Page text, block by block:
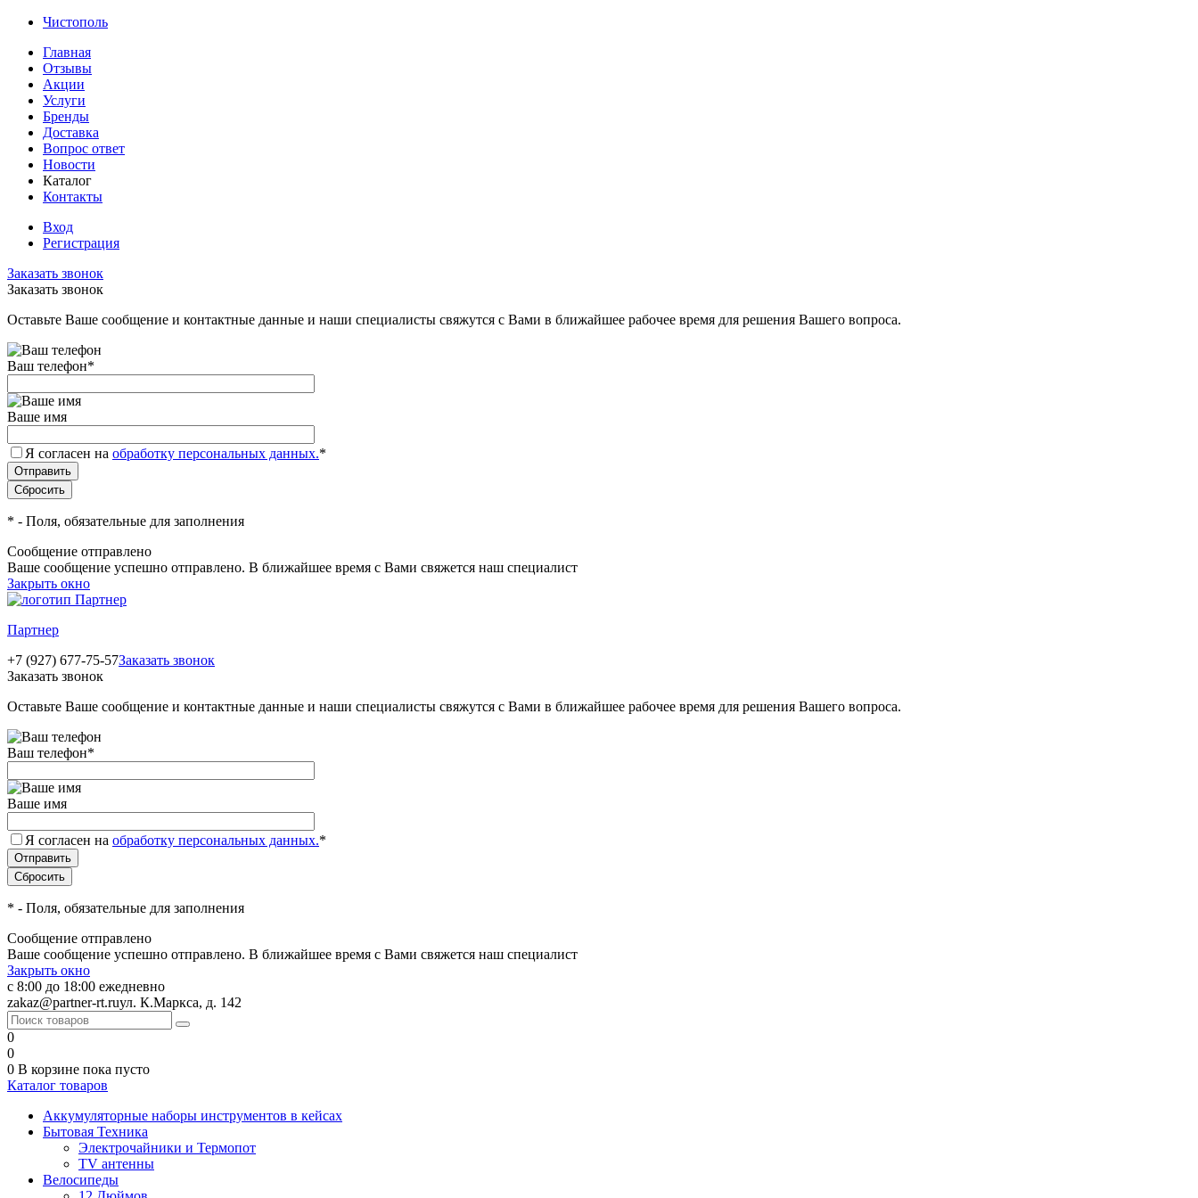
Чистополь
Главная
Отзывы
Акции
Услуги
Бренды
Доставка
Вопрос ответ
Новости
Каталог
Контакты
Вход
Регистрация
Заказать звонок
Заказать звонок
Оставьте Ваше сообщение и контактные данные и наши специалисты свяжутся с Вами в ближайшее рабочее время для решения Вашего вопроса.
Ваш телефон*
Ваше имя
Я согласен на обработку персональных данных.*
* - Поля, обязательные для заполнения
Сообщение отправлено
Ваше сообщение успешно отправлено. В ближайшее время с Вами свяжется наш специалист
Закрыть окно
Партнер
+7 (927) 677-75-57Заказать звонок
Заказать звонок
Оставьте Ваше сообщение и контактные данные и наши специалисты свяжутся с Вами в ближайшее рабочее время для решения Вашего вопроса.
Ваш телефон*
Ваше имя
Я согласен на обработку персональных данных.*
* - Поля, обязательные для заполнения
Сообщение отправлено
Ваше сообщение успешно отправлено. В ближайшее время с Вами свяжется наш специалист
Закрыть окно
с 8:00 до 18:00 ежедневно
zakaz@partner-rt.ruул. К.Маркса, д. 142
0
0
0 В корзине пока пусто
Каталог товаров
Аккумуляторные наборы инструментов в кейсах
Бытовая Техника
Электрочайники и Термопот
TV антенны
Велосипеды